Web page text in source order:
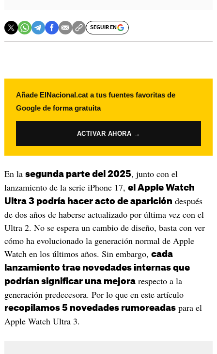
SEGUIR EN
Añade ElNacional.cat a tus fuentes favoritas de
Google de forma gratuita
ACTIVAR AHORA →
En la segunda parte del 2025, junto con el
lanzamiento de la serie iPhone 17, el Apple Watch
Ultra 3 podría hacer acto de aparición después
de dos años de haberse actualizado por última vez con el
Ultra 2. No se espera un cambio de diseño, basta con ver
cómo ha evolucionado la generación normal de Apple
Watch en los últimos años. Sin embargo, cada
lanzamiento trae novedades internas que
podrían significar una mejorarespecto a la
generación predecesora. Por lo que en este artículo
recopilamos 5 novedades rumoreadaspara el
Apple Watch Ultra 3.